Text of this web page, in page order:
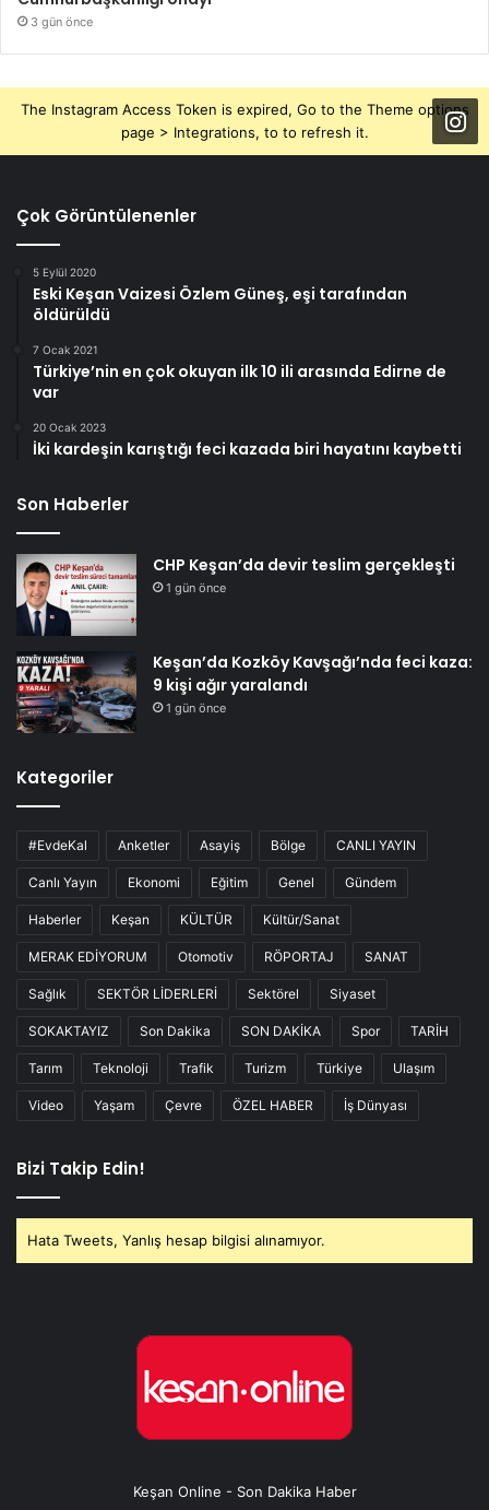
3 gün önce
The Instagram Access Token is expired, Go to the Theme options
page > Integrations, to to refresh it.
Çok Görüntülenenler
5 Eylül 2020
Eski Keşan Vaizesi Özlem Güneş, eşi tarafından
öldürüldü
7 Ocak 2021
Türkiye’nin en çok okuyan ilk 10 ili arasında Edirne de
var
20 Ocak 2023
İki kardeşin karıştığı feci kazada biri hayatını kaybetti
Son Haberler
CHP Keşan’da devir teslim gerçekleşti
1 gün önce
Keşan’da Kozköy Kavşağı’nda feci kaza:
9 kişi ağır yaralandı
1 gün önce
Kategoriler
#EvdeKal Anketler Asayiş Bölge CANLI YAYIN
Canlı Yayın Ekonomi Eğitim Genel Gündem
Haberler Keşan KÜLTÜR Kültür/Sanat
MERAK EDİYORUM Otomotiv RÖPORTAJ SANAT
Sağlık SEKTÖR LİDERLERİ Sektörel Siyaset
SOKAKTAYIZ Son Dakika SON DAKİKA Spor TARİH
Tarım Teknoloji Trafik Turizm Türkiye Ulaşım
Video Yaşam Çevre ÖZEL HABER İş Dünyası
Bizi Takip Edin!
Hata Tweets, Yanlış hesap bilgisi alınamıyor.
Keşan Online - Son Dakika Haber